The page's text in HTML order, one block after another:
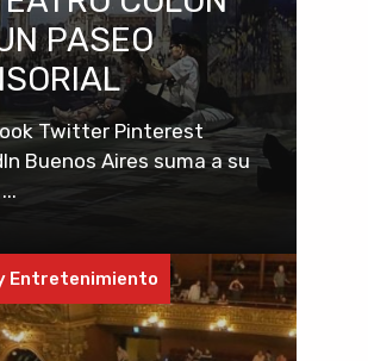
PASEO
Twitter Pinterest
Buenos Aires suma a su
Entretenimiento